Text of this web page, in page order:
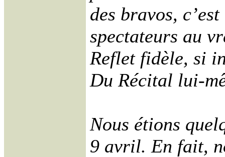
des bravos,
spectateurs au
Reflet fidèle, si
Du Récital lui-
Nous étions
9 avril. En fait,